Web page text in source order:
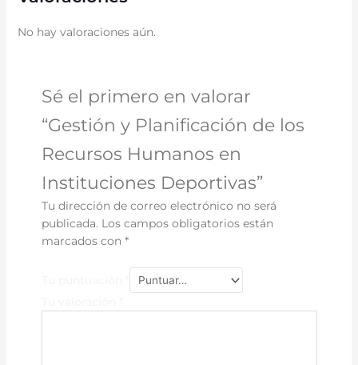
No hay valoraciones aún.
Sé el primero en valorar
“Gestión y Planificación de los
Recursos Humanos en
Instituciones Deportivas”
Tu dirección de correo electrónico no será
publicada. Los campos obligatorios están
marcados con *